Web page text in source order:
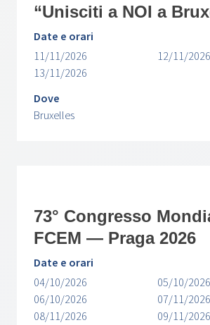
“Unisciti a NOI a
Date e orari
11/11/2026
12/11/2026
13/11/2026
Dove
Bruxelles
73° Congresso
FCEM — Praga 2026
Date e orari
04/10/2026
05/10/2026
06/10/2026
07/11/2026
08/11/2026
09/11/2026